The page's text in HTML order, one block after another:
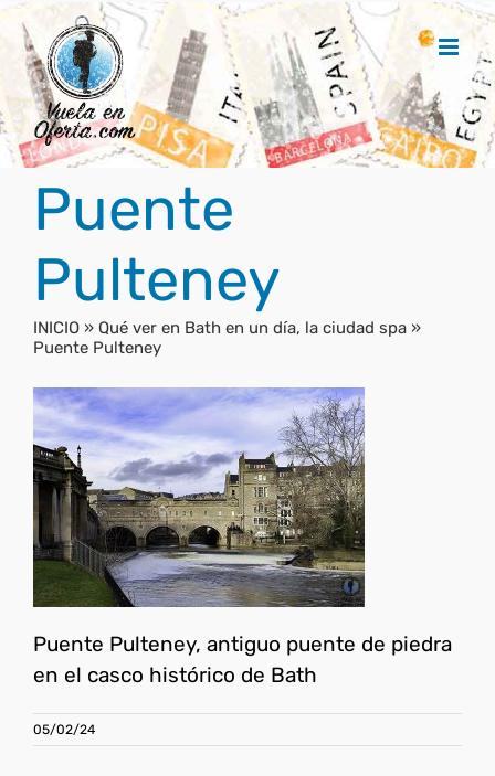
Saltar
contenido
Puente
Pulteney
INICIO » Qué ver en Bath en un día, la ciudad spa »
Puente Pulteney
Puente Pulteney, antiguo puente de piedra
en el casco histórico de Bath
05/02/24